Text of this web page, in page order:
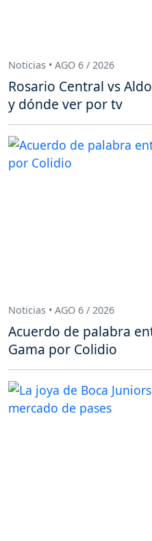
Noticias • AGO 6 / 2026
Rosario Central vs
y dónde ver por tv
Noticias • AGO 6 / 2026
Acuerdo de palabra
Gama por Colidio